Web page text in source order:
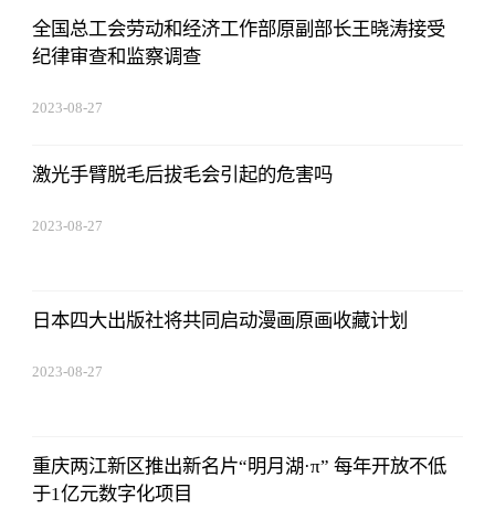
全国总工会劳动和经济工作部原副部长王晓涛接受
纪律审查和监察调查
2023-08-27
激光手臂脱毛后拔毛会引起的危害吗
2023-08-27
日本四大出版社将共同启动漫画原画收藏计划
2023-08-27
重庆两江新区推出新名片“明月湖·π” 每年开放不低
于1亿元数字化项目